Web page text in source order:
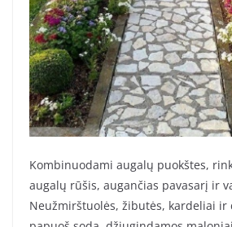
Kombinuodami augalų puokštes,
augalų rūšis, augančias pavasarį ir
Neužmirštuolės, žibutės, kardeliai ir